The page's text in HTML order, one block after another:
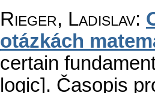
Rieger, Ladislav:
otázkách
certain
logic]. Časopis